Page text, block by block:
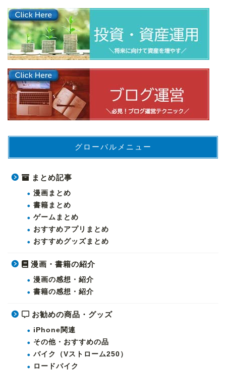
グローバルメニュー
まとめ記事
漫画まとめ
書籍まとめ
ゲームまとめ
おすすめアプリまとめ
おすすめグッズまとめ
漫画・書籍の紹介
漫画の感想・紹介
書籍の感想・紹介
お勧めの商品・グッズ
iPhone関連
その他・おすすめの品
バイク（Vストローム250）
ロードバイク